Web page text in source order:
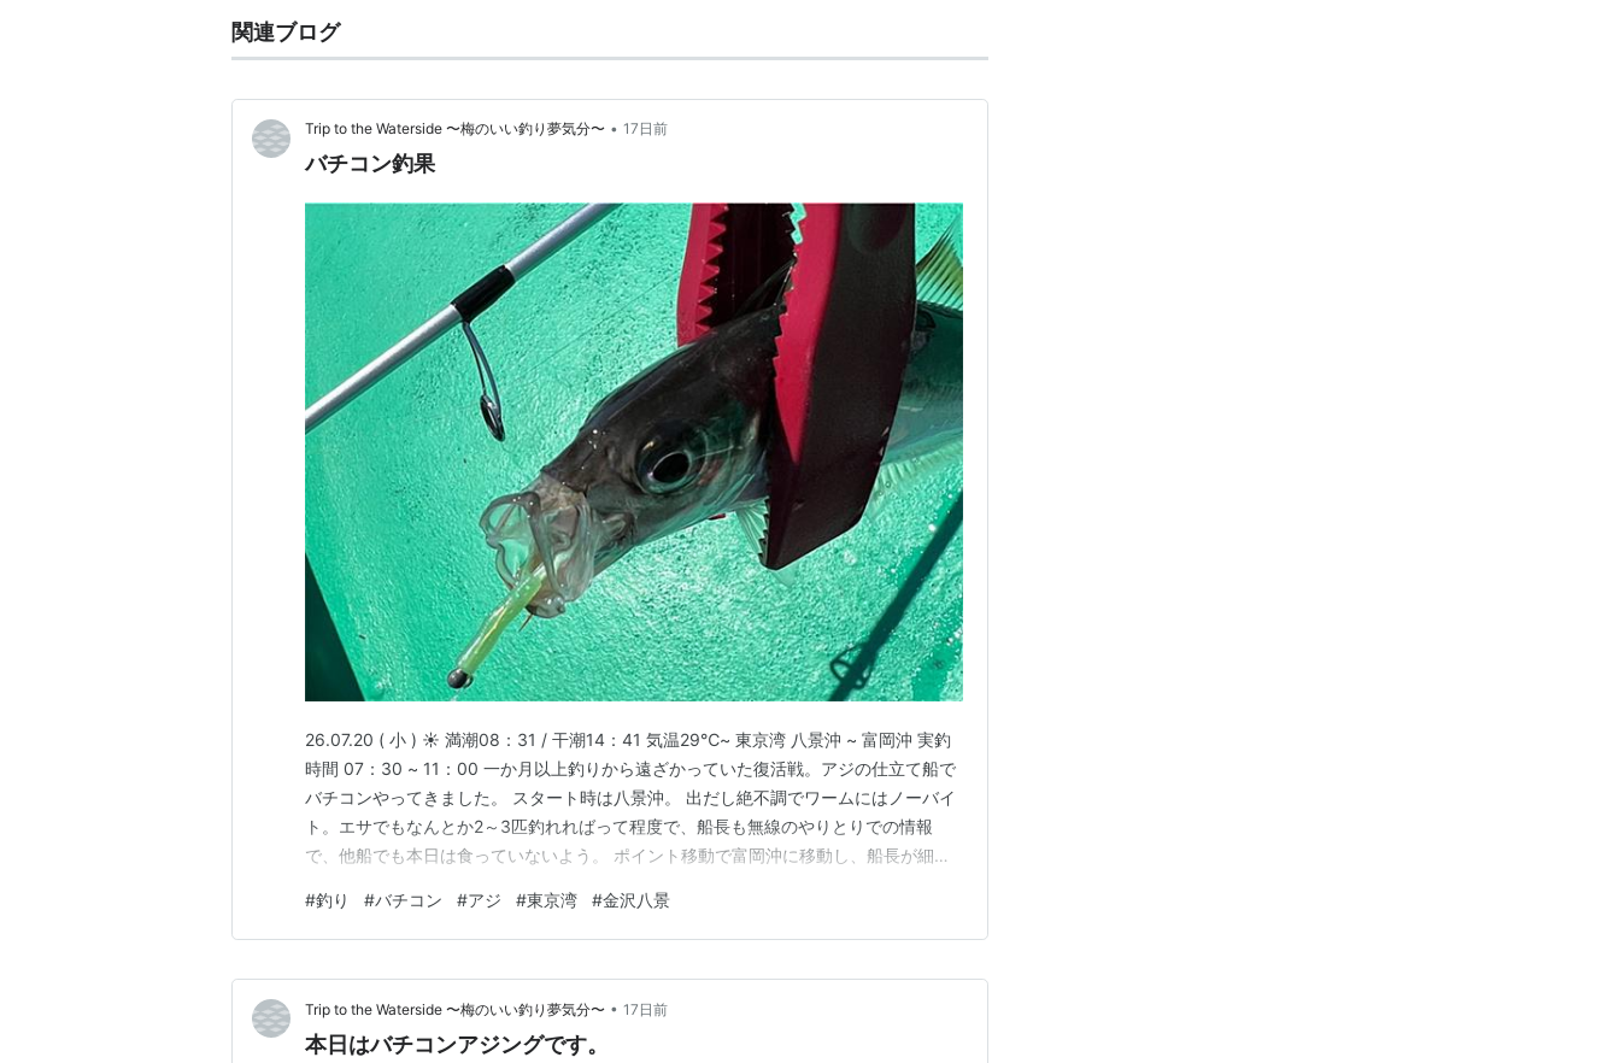
関連ブログ
Trip to the Waterside 〜梅のいい釣り夢気分〜 • 17日前
バチコン釣果
26.07.20 ( 小 ) ☀ 満潮08：31 / 干潮14：41 気温29℃~ 東京湾 八景沖 ~ 富岡沖 実釣
時間 07：30 ~ 11：00 一か月以上釣りから遠ざかっていた復活戦。アジの仕立て船で
バチコンやってきました。 スタート時は八景沖。 出だし絶不調でワームにはノーバイ
ト。エサでもなんとか2～3匹釣れればって程度で、船長も無線のやりとりでの情報
で、他船でも本日は食っていないよう。 ポイント移動で富岡沖に移動し、船長が細か
時間としてはスタートから2時間くらい。 それまでがノーバイトだったのがウソのよ
う…
#釣り #バチコン #アジ #東京湾 #金沢八景
Trip to the Waterside 〜梅のいい釣り夢気分〜 • 17日前
本日はバチコンアジングです。